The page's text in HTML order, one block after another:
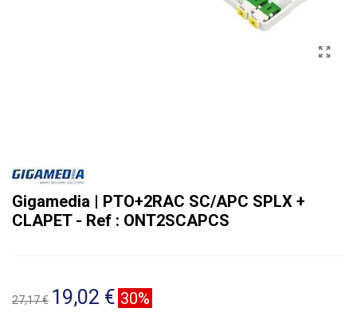
Gigamedia | PTO+2RAC SC/APC SPLX +
CLAPET - Ref : ONT2SCAPCS
27,17 € 19,02 € 30%